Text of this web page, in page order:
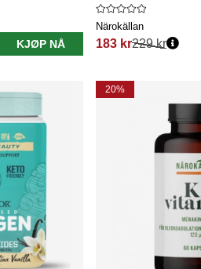
KJØP NÅ
Närokällan
183 kr
Vanlig pris:
229 kr
20%